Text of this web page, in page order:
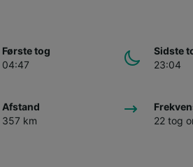
Første tog
04:47
Sidste
23:04
Afstand
357 km
22 tog